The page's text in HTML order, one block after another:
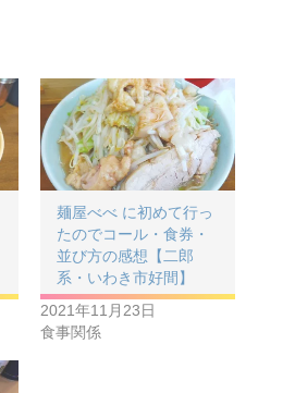
麺屋べべ に初めて行っ
たのでコール・食券・
並び方の感想【二郎
系・いわき市好間】
2021年11月23日
食事関係